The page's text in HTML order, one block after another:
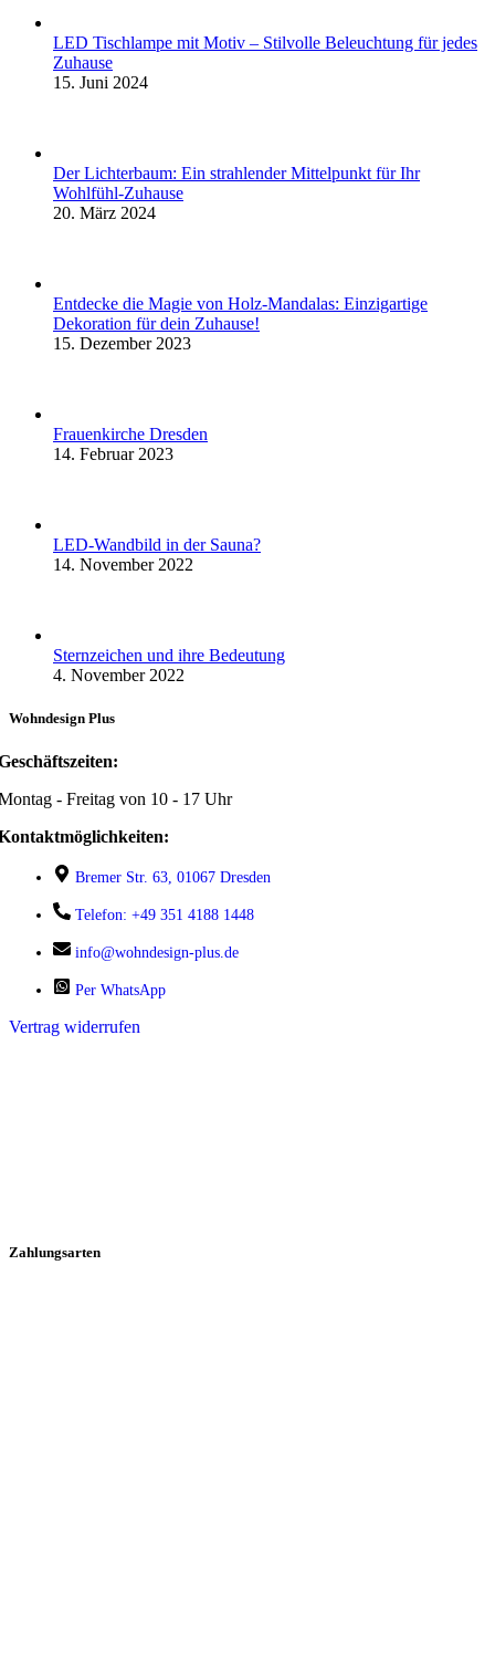
LED Tischlampe mit Motiv – Stilvolle Beleuchtung für jedes
Zuhause
15. Juni 2024
Der Lichterbaum: Ein strahlender Mittelpunkt für Ihr
Wohlfühl-Zuhause
20. März 2024
Entdecke die Magie von Holz-Mandalas: Einzigartige
Dekoration für dein Zuhause!
15. Dezember 2023
Frauenkirche Dresden
14. Februar 2023
LED-Wandbild in der Sauna?
14. November 2022
Sternzeichen und ihre Bedeutung
4. November 2022
Wohndesign Plus
- Freitag von 10 - 17 Uhr
Bremer Str. 63, 01067 Dresden
Telefon: +49 351 4188 1448
info@wohndesign-plus.de
Per WhatsApp
Vertrag widerrufen
Zahlungsarten